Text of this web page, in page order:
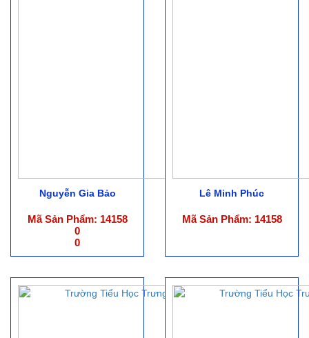
Nguyễn Gia Bảo
Mã Sản Phẩm: 14158
0
0
Lê Minh Phúc
Mã Sản Phẩm: 14158